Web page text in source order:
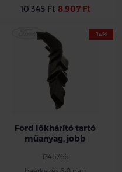
10.345 Ft8.907 Ft
-14%
Ford lökhárító tartó
műanyag, jobb
1346766